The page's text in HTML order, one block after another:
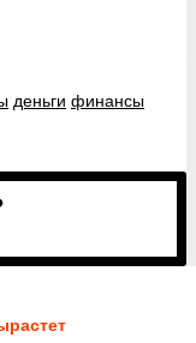
деньги финансы